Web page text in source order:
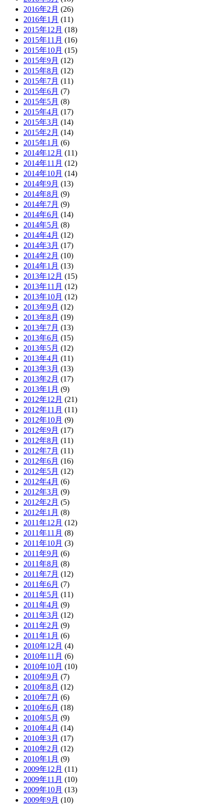
2016年2月 (26)
2016年1月 (11)
2015年12月 (18)
2015年11月 (16)
2015年10月 (15)
2015年9月 (12)
2015年8月 (12)
2015年7月 (11)
2015年6月 (7)
2015年5月 (8)
2015年4月 (17)
2015年3月 (14)
2015年2月 (14)
2015年1月 (6)
2014年12月 (11)
2014年11月 (12)
2014年10月 (14)
2014年9月 (13)
2014年8月 (9)
2014年7月 (9)
2014年6月 (14)
2014年5月 (8)
2014年4月 (12)
2014年3月 (17)
2014年2月 (10)
2014年1月 (13)
2013年12月 (15)
2013年11月 (12)
2013年10月 (12)
2013年9月 (12)
2013年8月 (19)
2013年7月 (13)
2013年6月 (15)
2013年5月 (12)
2013年4月 (11)
2013年3月 (13)
2013年2月 (17)
2013年1月 (9)
2012年12月 (21)
2012年11月 (11)
2012年10月 (9)
2012年9月 (17)
2012年8月 (11)
2012年7月 (11)
2012年6月 (16)
2012年5月 (12)
2012年4月 (6)
2012年3月 (9)
2012年2月 (5)
2012年1月 (8)
2011年12月 (12)
2011年11月 (8)
2011年10月 (3)
2011年9月 (6)
2011年8月 (8)
2011年7月 (12)
2011年6月 (7)
2011年5月 (11)
2011年4月 (9)
2011年3月 (12)
2011年2月 (9)
2011年1月 (6)
2010年12月 (4)
2010年11月 (6)
2010年10月 (10)
2010年9月 (7)
2010年8月 (12)
2010年7月 (6)
2010年6月 (18)
2010年5月 (9)
2010年4月 (14)
2010年3月 (17)
2010年2月 (12)
2010年1月 (9)
2009年12月 (11)
2009年11月 (10)
2009年10月 (13)
2009年9月 (10)